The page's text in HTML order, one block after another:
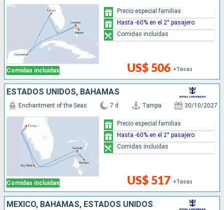
Comidas incluidas US$ 506 +Tasas
Precio especial familias
Hasta -60% en el 2° pasajero
Comidas incluidas
ESTADOS UNIDOS, BAHAMAS
Comidas incluidas
Enchantment of the Seas 7 d Tampa 30/10/2027
US$ 517 +Tasas
Precio especial familias
Hasta -60% en el 2° pasajero
Comidas incluidas
MÉXICO, BAHAMAS, ESTADOS UNIDOS